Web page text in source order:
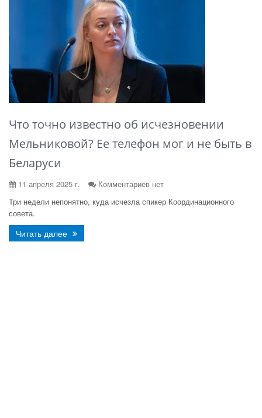
Что точно известно об исчезновении
Мельниковой? Ее телефон мог и не быть в
Беларуси
11 апреля 2025 г.
Комментариев нет
Три недели непонятно, куда исчезла спикер Координационного
совета.
Читать далее